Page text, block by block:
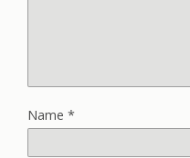
Name *